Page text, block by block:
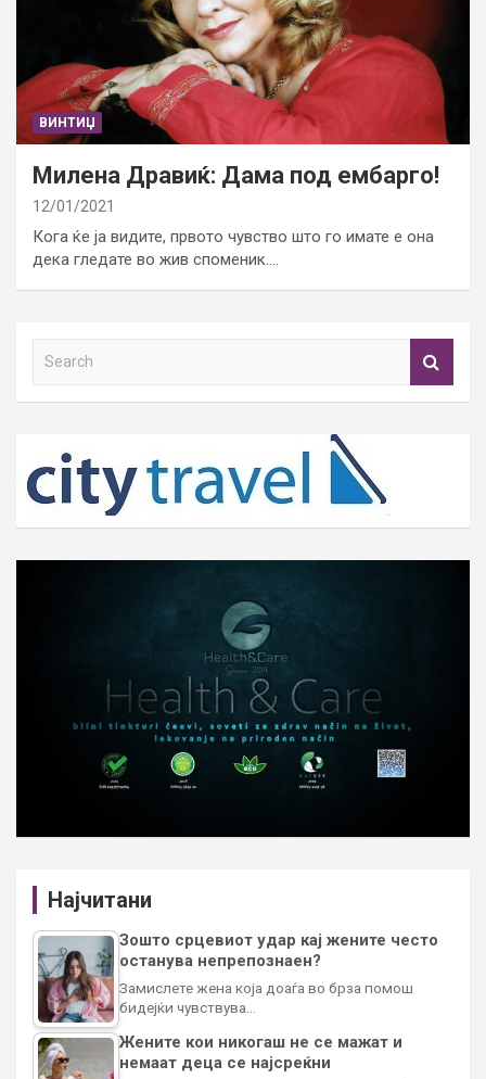
ВИНТИЏ
Милена Дравиќ: Дама под ембарго!
12/01/2021
Кога ќе ја видите, првото чувство што го имате е она
дека гледате во жив споменик.…
h
Најчитани
Зошто срцевиот удар кај жените често
останува непрепознаен?
Замислете жена која доаѓа во брза помош
бидејќи чувствува…
Жените кои никогаш не се мажат и
немаат деца се најсреќни